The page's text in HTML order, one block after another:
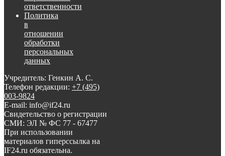
ответственности
Политика
в
отношении
обработки
персональных
данных
Учредитель: Генкин А. С.
Телефон редакции: +7 (495)
003-9824
E-mail: info@if24.ru
Свидетельство о регистрации
СМИ: ЭЛ № ФС 77 - 67477
При использовании
материалов гиперссылка на
IF24.ru обязательна.